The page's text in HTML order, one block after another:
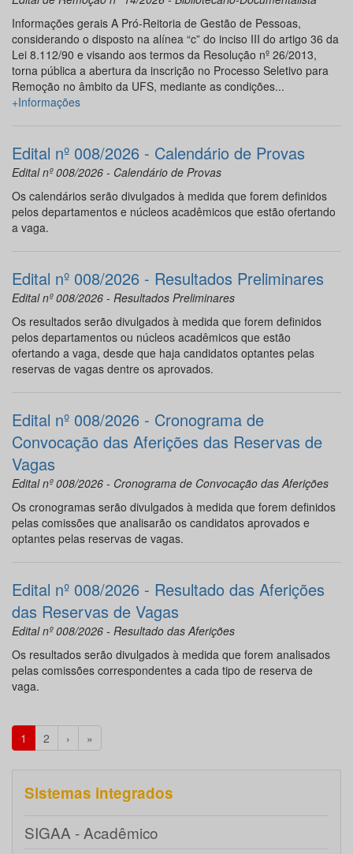
Informações gerais A Pró-Reitoria de Gestão de Pessoas,
considerando o disposto na alínea “c” do inciso III do artigo 36 da
Lei 8.112/90 e visando aos termos da Resolução nº 26/2013,
torna pública a abertura da inscrição no Processo Seletivo para
Remoção no âmbito da UFS, mediante as condições...
+Informações
Edital nº 008/2026 - Calendário de Provas
Edital nº 008/2026 - Calendário de Provas
Os calendários serão divulgados à medida que forem definidos
pelos departamentos e núcleos acadêmicos que estão ofertando
a vaga.
Edital nº 008/2026 - Resultados Preliminares
Edital nº 008/2026 - Resultados Preliminares
Os resultados serão divulgados à medida que forem definidos
pelos departamentos ou núcleos acadêmicos que estão
ofertando a vaga, desde que haja candidatos optantes pelas
reservas de vagas dentre os aprovados.
Edital nº 008/2026 - Cronograma de
Convocação das Aferições das Reservas de
Vagas
Edital nº 008/2026 - Cronograma de Convocação das Aferições
Os cronogramas serão divulgados à medida que forem definidos
pelas comissões que analisarão os candidatos aprovados e
optantes pelas reservas de vagas.
Edital nº 008/2026 - Resultado das Aferições
das Reservas de Vagas
Edital nº 008/2026 - Resultado das Aferições
Os resultados serão divulgados à medida que forem analisados
pelas comissões correspondentes a cada tipo de reserva de
vaga.
1 2 › »
Sistemas integrados
SIGAA - Acadêmico